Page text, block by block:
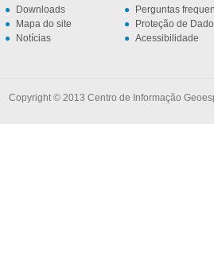
Downloads
Mapa do site
Notícias
Perguntas
Proteção de
Acessibilidade
Copyright © 2013 Centro de Informação